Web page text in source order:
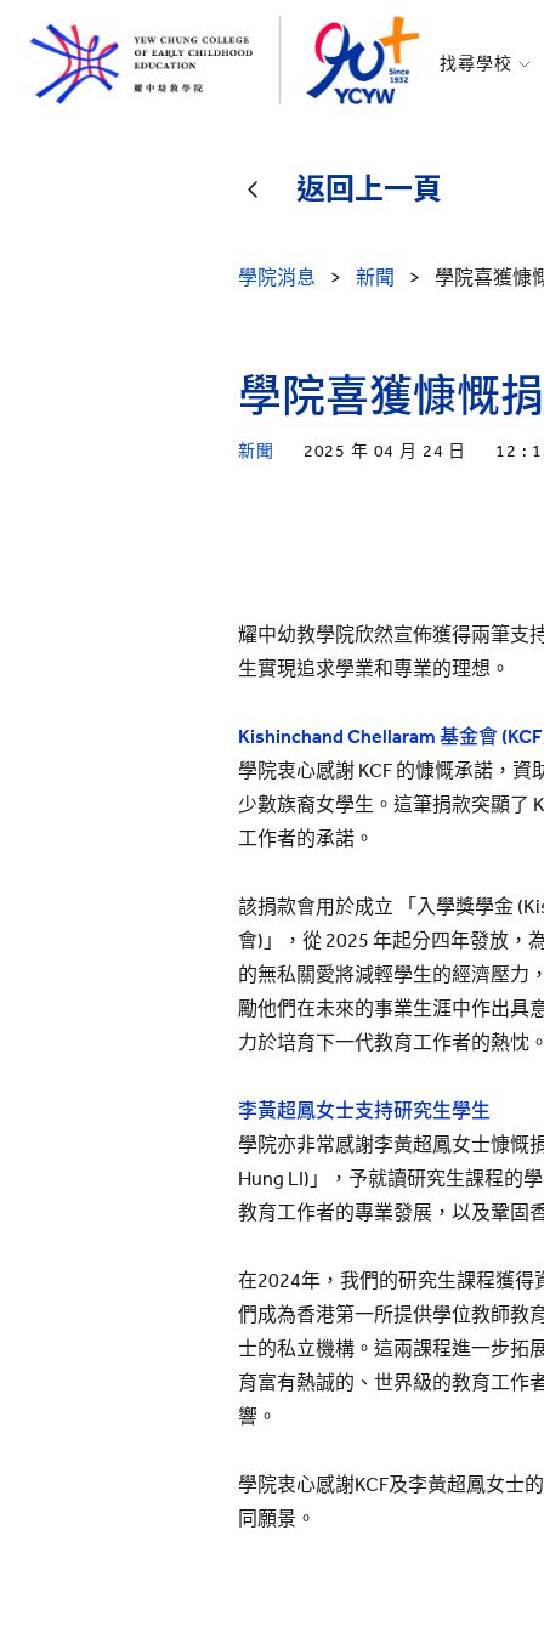
找尋學校
返回上一頁
學院消息 > 新聞 > 學院喜獲慷
學院喜獲慷慨
新聞 2025 年 04 月 24 日 12 :
耀中幼教學院欣然宣佈獲得兩筆支
生實現追求學業和專業的理想。
Kishinchand Chellaram 基金會
學院衷心感謝 KCF 的慷慨承諾，
少數族裔女學生。這筆捐款突顯了
工作者的承諾。
該捐款會用於成立 「入學獎學金
會)」，從 2025 年起分四年發放，
的無私關愛將減輕學生的經濟壓力
勵他們在未來的事業生涯中作出具
力於培育下一代教育工作者的熱忱
李黃超鳳女士支持研究生學生
學院亦非常感謝李黃超鳳女士慷慨
Hung LI)」，予就讀研究生課程的
教育工作者的專業發展，以及鞏固
在2024年，我們的研究生課程獲得
們成為香港第一所提供學位教師教
士的私立機構。這兩課程進一步拓
育富有熱誠的、世界級的教育工作
響。
學院衷心感謝KCF及李黃超鳳女士
同願景。